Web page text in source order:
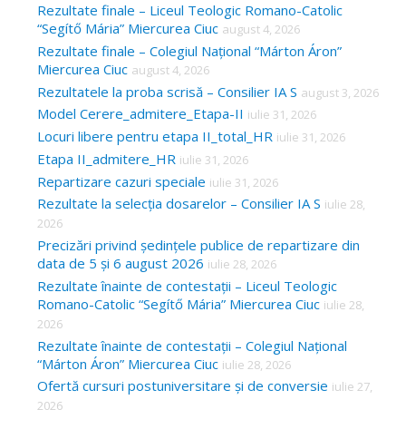
Rezultate finale – Liceul Teologic Romano-Catolic
“Segítő Mária” Miercurea Ciuc august 4, 2026
Rezultate finale – Colegiul Național “Márton Áron”
Miercurea Ciuc august 4, 2026
Rezultatele la proba scrisă – Consilier IA S august 3, 2026
Model Cerere_admitere_Etapa-II iulie 31, 2026
Locuri libere pentru etapa II_total_HR iulie 31, 2026
Etapa II_admitere_HR iulie 31, 2026
Repartizare cazuri speciale iulie 31, 2026
Rezultate la selecția dosarelor – Consilier IA S iulie 28,
2026
Precizări privind ședințele publice de repartizare din
data de 5 și 6 august 2026 iulie 28, 2026
Rezultate înainte de contestații – Liceul Teologic
Romano-Catolic “Segítő Mária” Miercurea Ciuc iulie 28,
2026
Rezultate înainte de contestații – Colegiul Național
“Márton Áron” Miercurea Ciuc iulie 28, 2026
Ofertă cursuri postuniversitare și de conversie iulie 27,
2026